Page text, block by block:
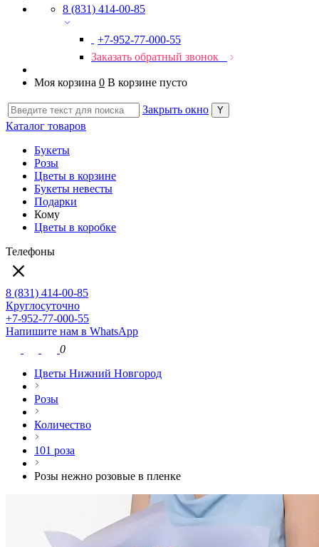
8 (831) 414-00-85
+7-952-77-000-55
Заказать обратный звонок
Моя корзина 0 В корзине пусто
Закрыть окно
Каталог товаров
Букеты
Розы
Цветы в корзине
Букеты невесты
Подарки
Кому
Цветы в коробке
Телефоны
8 (831) 414-00-85
Круглосуточно
+7-952-77-000-55
Напишите нам в WhatsApp
0
Цветы Нижний Новгород
Розы
Количество
101 роза
Розы нежно розовые в пленке